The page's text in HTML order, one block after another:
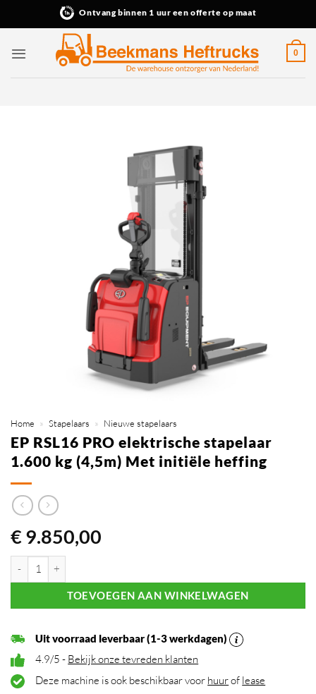
Ontvang binnen 1 uur een offerte op maat
0
Home » Stapelaars » Nieuwe stapelaars
EP RSL16 PRO elektrische stapelaar
1.600 kg (4,5m) Met initiële heffing
€9.850,00
EP RSL16 PRO elektrische stapelaar 1.600 kg (4,5m) Met initiële
TOEVOEGEN AAN WINKELWAGEN
Uit voorraad leverbaar (1-3 werkdagen)
4.9/5 - Bekijk onze tevreden klanten
Deze machine is ook beschikbaar voor huurof lease